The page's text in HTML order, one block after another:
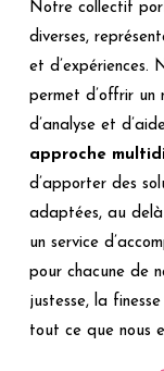
Notre collectif
diverses,
et d’expériences.
permet d’offrir un
d’analyse et
approche
d’apporter des
adaptées, au delà
un service
pour chacune de
justesse, la
tout ce que nous